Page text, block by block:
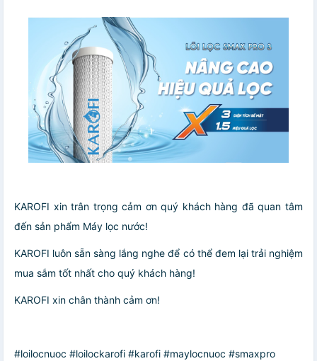
KAROFI xin trân trọng cảm ơn quý khách hàng đã quan tâm
đến sản phẩm Máy lọc nước!
KAROFI luôn sẵn sàng lắng nghe để có thể đem lại trải nghiệm
mua sắm tốt nhất cho quý khách hàng!
KAROFI xin chân thành cảm ơn!
#loilocnuoc #loilockarofi #karofi #maylocnuoc #smaxpro